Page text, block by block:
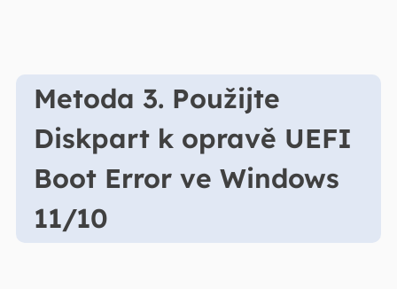
Metoda 3. Použijte
Diskpart k opravě UEFI
Boot Error ve Windows
11/10